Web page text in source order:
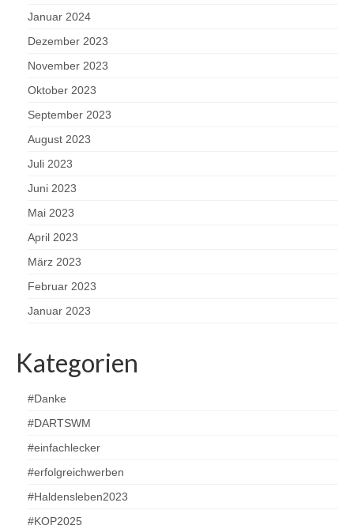
Januar 2024
Dezember 2023
November 2023
Oktober 2023
September 2023
August 2023
Juli 2023
Juni 2023
Mai 2023
April 2023
März 2023
Februar 2023
Januar 2023
Kategorien
#Danke
#DARTSWM
#einfachlecker
#erfolgreichwerben
#Haldensleben2023
#KOP2025